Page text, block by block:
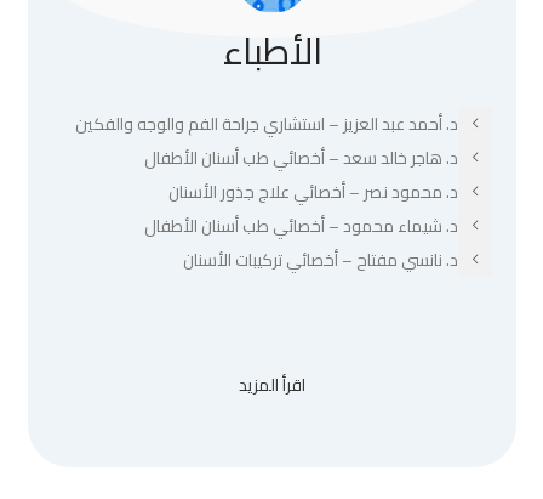
الأطباء
د. أحمد عبد العزيز – استشاري جراحة الفم والوجه والفكين
د. هاجر خالد سعد – أخصائي طب أسنان الأطفال
د. محمود نصر – أخصائي علاج جذور الأسنان
د. شيماء محمود – أخصائي طب أسنان الأطفال
د. نانسي مفتاح – أخصائي تركيبات الأسنان
اقرأ المزيد